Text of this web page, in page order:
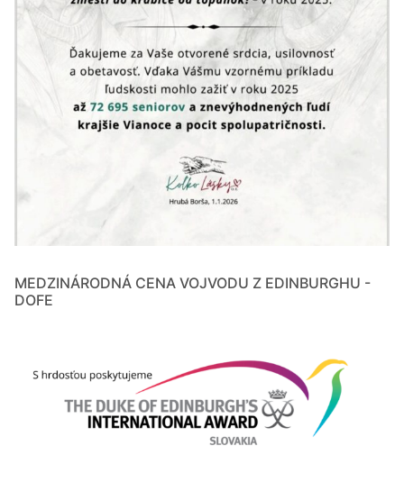
MEDZINÁRODNÁ CENA VOJVODU Z EDINBURGHU -
DOFE